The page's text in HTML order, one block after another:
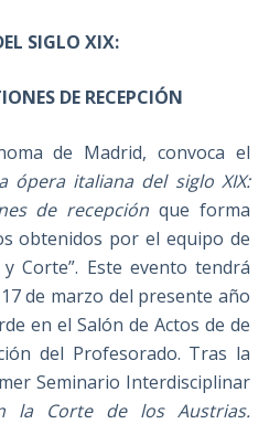
SIGLO XIX:
DE RECEPCIÓN
de Madrid, convoca el
ópera italiana del siglo XIX:
de recepción que forma
obtenidos por el equipo de
Corte”. Este evento tendrá
de marzo del presente año
en el Salón de Actos de de
del Profesorado. Tras la
Seminario Interdisciplinar
la Corte de los Austrias.